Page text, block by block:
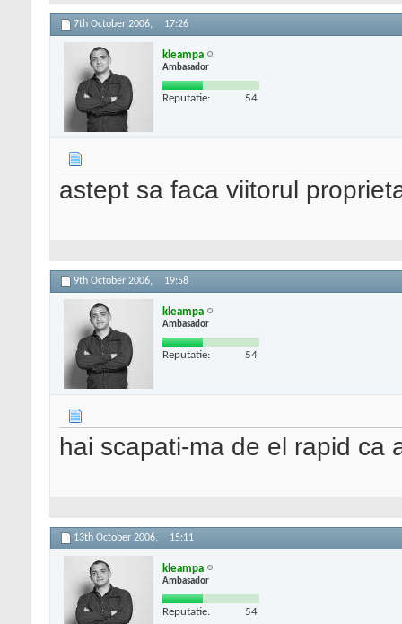
7th October 2006, 17:26
kleampa
Ambasador
Reputatie: 54
astept sa faca viitorul
9th October 2006, 19:58
kleampa
Ambasador
Reputatie: 54
hai scapati-ma de el rapid ca
13th October 2006, 15:11
kleampa
Ambasador
Reputatie: 54